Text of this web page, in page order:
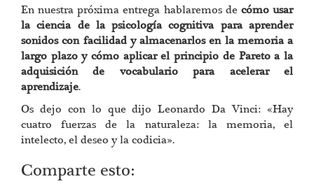
En nuestra próxima entrega hablaremos de cómo usar
la ciencia de la psicología cognitiva para aprender
sonidos con facilidad y almacenarlos en la memoria a
largo plazo y cómo aplicar el principio de Pareto a la
adquisición de vocabulario para acelerar el
aprendizaje.
Os dejo con lo que dijo Leonardo Da Vinci: «Hay
cuatro fuerzas de la naturaleza: la memoria, el
intelecto, el deseo y la codicia».
Comparte esto: